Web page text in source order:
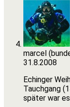
marcel
31.8.2008
Echinger
Tauchgang
später war